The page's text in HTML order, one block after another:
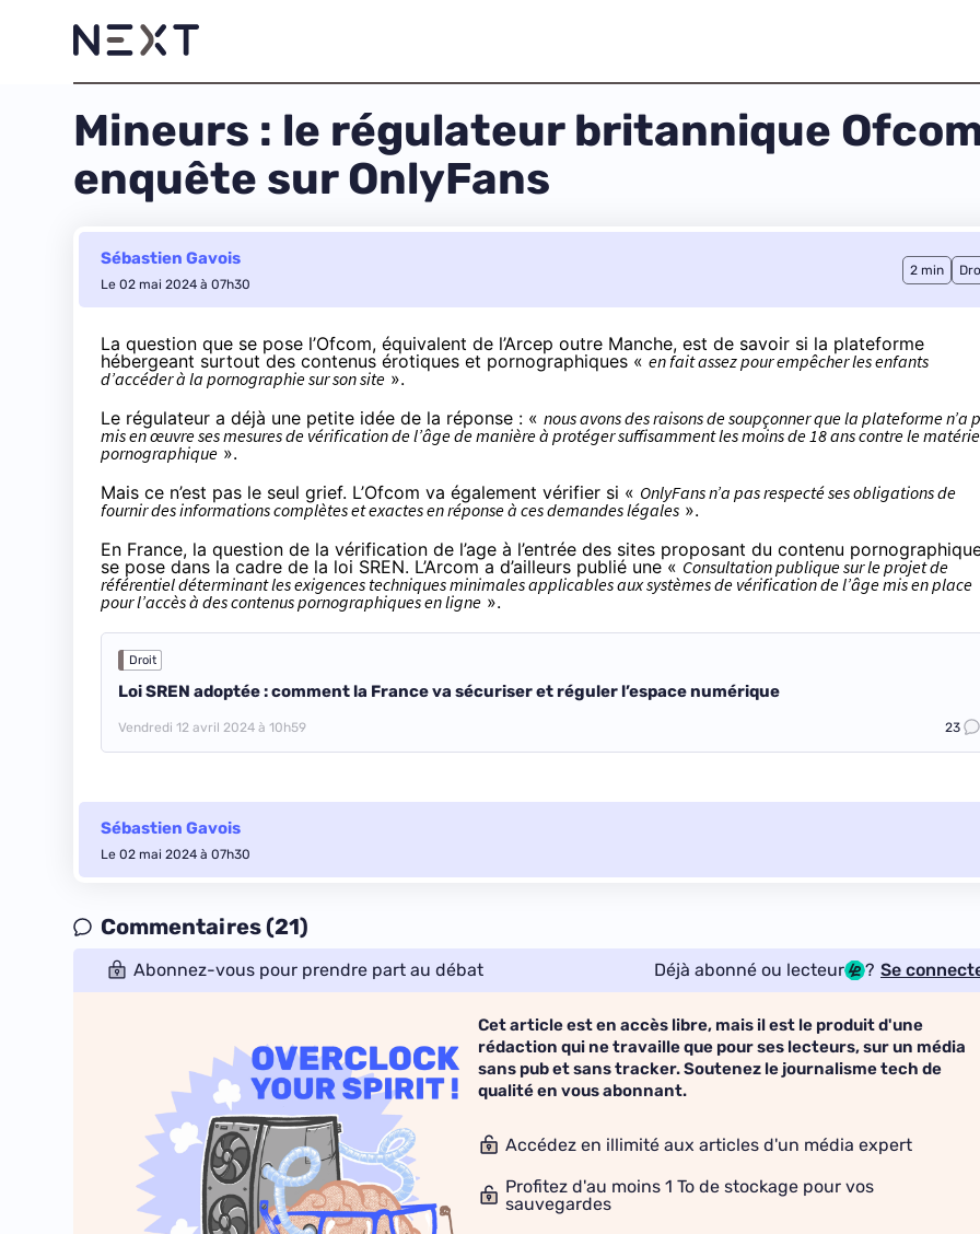
Mineurs : le régulateur britannique
enquête sur OnlyFans
Sébastien Gavois
Le 02 mai 2024 à 07h30
2 min
La question que se pose l’Ofcom, équivalent de l’Arcep outre Manche, est de savoir si la plateforme
hébergeant surtout des contenus érotiques et pornographiques « en fait assez pour empêcher les enfants
d’accéder à la pornographie sur son site ».
Le régulateur a déjà une petite idée de la réponse : « nous avons des raisons de soupçonner que la plateforme n’a
mis en œuvre ses mesures de vérification de l’âge de manière à protéger suffisamment les moins de 18 ans contre le
pornographique ».
Mais ce n’est pas le seul grief. L’Ofcom va également vérifier si « OnlyFans n’a pas respecté ses obligations de
fournir des informations complètes et exactes en réponse à ces demandes légales ».
En France, la question de la vérification de l’age à l’entrée des sites proposant du contenu
se pose dans la cadre de la loi SREN. L’Arcom a d’ailleurs publié une « Consultation publique sur le projet de
référentiel déterminant les exigences techniques minimales applicables aux systèmes de vérification de l’âge mis en place
pour l’accès à des contenus pornographiques en ligne ».
Droit
Loi SREN adoptée : comment la France va sécuriser et réguler l’espace numérique
Vendredi 12 avril 2024 à 10h59 23
Sébastien Gavois
Le 02 mai 2024 à 07h30
Commentaires (21)
Abonnez-vous pour prendre part au débat Déjà abonné ou lecteur ? Se
Cet article est en accès libre, mais il est le produit d'une
rédaction qui ne travaille que pour ses lecteurs, sur un média
sans pub et sans tracker. Soutenez le journalisme tech de
qualité en vous abonnant.
Accédez en illimité aux articles d'un média expert
Profitez d'au moins 1 To de stockage pour vos
sauvegardes